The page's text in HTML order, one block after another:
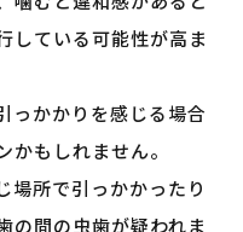
している可能性が高ま
っかかりを感じる場合
もしれません。
場所で引っかかったり
の間の虫歯が疑われま